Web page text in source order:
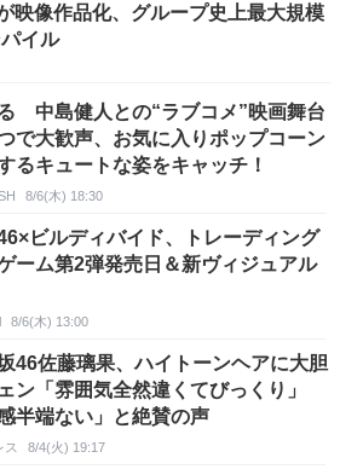
映像作品化、グループ史上最大規模
イル
中島健人との“ラブコメ”映画舞台
で大歓声、お気に入りポップコーン
るキュートな姿をキャッチ！
8/6(木) 18:30
ビルディバイド、トレーディング
ーム第2弾発売日＆新ヴィジュアル
8/6(木) 13:00
46佐藤璃果、ハイトーンヘアに大胆
ン「雰囲気全然違くてびっくり」
感半端ない」と絶賛の声
ス 8/4(火) 19:17